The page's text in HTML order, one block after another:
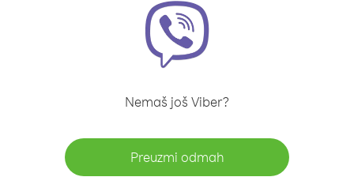
Nemaš još Viber?
Preuzmi odmah